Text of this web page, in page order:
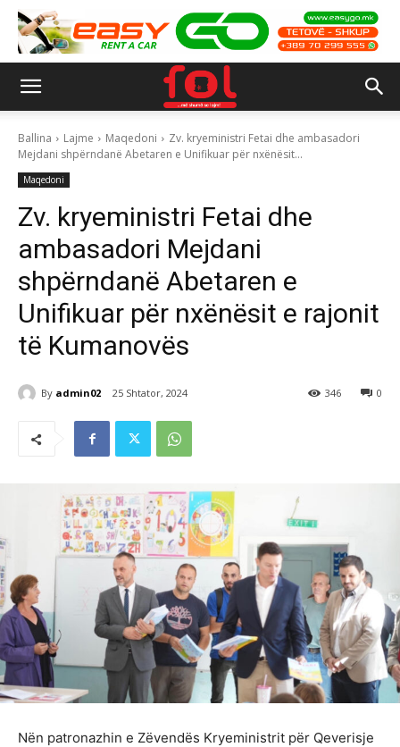
Ballina Lajme Maqedoni
Zv. kryeministri Fetai dhe ambasadori
Mejdani shpërndanë Abetaren e Unifikuar për nxënësit...
Maqedoni
Zv. kryeministri Fetai dhe
ambasadori Mejdani
shpërndanë Abetaren e
Unifikuar për nxënësit e rajonit
të Kumanovës
By admin02 25 Shtator, 2024 0
346
Nën patronazhin e Zëvendës Kryeministrit për Qeverisje